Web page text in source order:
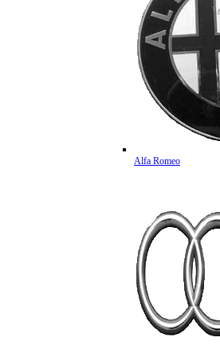
Alfa Romeo